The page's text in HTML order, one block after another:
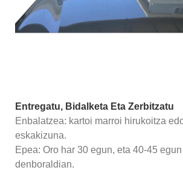
Entregatu, Bidalketa Eta Zerbitzatu
Enbalatzea: kartoi marroi hirukoitza
eskakizuna.
Epea: Oro har 30 egun, eta 40-45
denboraldian.